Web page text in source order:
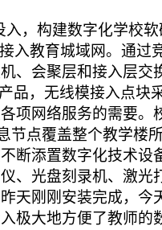
入，构建数字化学校
入教育城域网。通过
、会聚层和接入层交
品，无线模接入点块
项网络服务的需要。
节点覆盖整个教学楼
断添置数字化技术设
、光盘刻录机、激光
天刚刚安装完成，今
极大地方便了教师的